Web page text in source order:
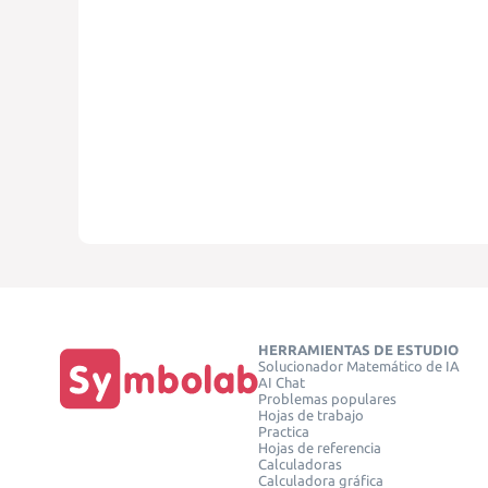
HERRAMIENTAS DE ESTUDIO
Solucionador Matemático de IA
AI Chat
Problemas populares
Hojas de trabajo
Practica
Hojas de referencia
Calculadoras
Calculadora gráfica